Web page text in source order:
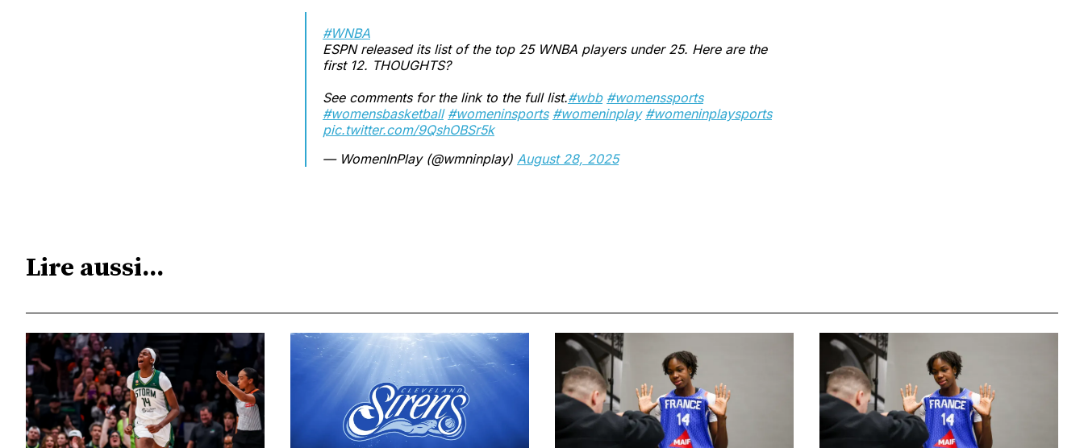
#WNBA
ESPN released its list of the top 25 WNBA players under 25. Here are the
first 12. THOUGHTS?
See comments for the link to the full list.#wbb #womenssports
#womensbasketball #womeninsports #womeninplay #womeninplaysports
pic.twitter.com/9QshOBSr5k
— WomenInPlay (@wmninplay) August 28, 2025
Lire aussi...